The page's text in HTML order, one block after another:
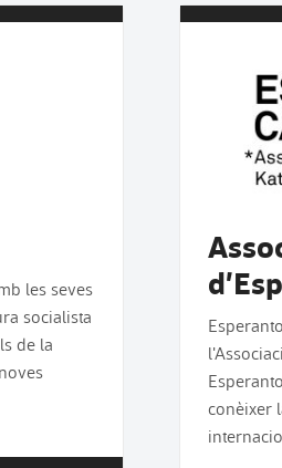
les seves
socialista
de la
conèixer